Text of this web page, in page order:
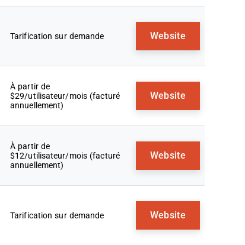
Tarification sur demande Website
À partir de
$29/utilisateur/mois (facturé
annuellement)
Website
À partir de
$12/utilisateur/mois (facturé
annuellement)
Website
Tarification sur demande Website